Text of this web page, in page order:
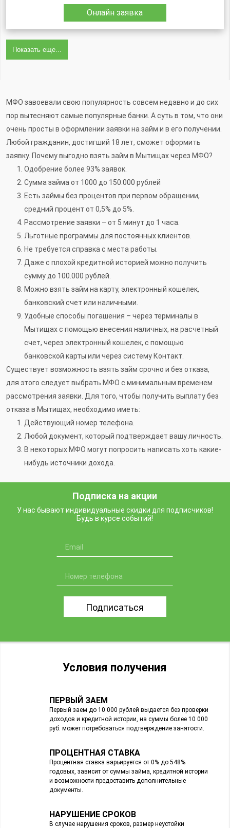
Онлайн заявка
Показать еще...
МФО завоевали свою популярность совсем недавно и до сих
пор вытесняют самые популярные банки. А суть в том, что они
очень просты в оформлении заявки на займ и в его получении.
Любой гражданин, достигший 18 лет, сможет оформить
заявку. Почему выгодно взять займ в Мытищах через МФО?
Одобрение более 93% заявок.
Сумма займа от 1000 до 150.000 рублей
Есть займы без процентов при первом обращении,
средний процент от 0,5% до 5%.
Рассмотрение заявки – от 5 минут до 1 часа.
Льготные программы для постоянных клиентов.
Не требуется справка с места работы.
Даже с плохой кредитной историей можно получить
сумму до 100.000 рублей.
Можно взять займ на карту, электронный кошелек,
банковский счет или наличными.
Удобные способы погашения – через терминалы в
Мытищах с помощью внесения наличных, на расчетный
счет, через электронный кошелек, с помощью
банковской карты или через систему Контакт.
Существует возможность взять займ срочно и без отказа,
для этого следует выбрать МФО с минимальным временем
рассмотрения заявки. Для того, чтобы получить выплату без
отказа в Мытищах, необходимо иметь:
Действующий номер телефона.
Любой документ, который подтверждает вашу личность.
В некоторых МФО могут попросить написать хоть какие-
нибудь источники дохода.
Подписка на акции
У нас бывают индивидуальные скидки для подписчиков!
Будь в курсе событий!
Подписаться
Условия получения
ПЕРВЫЙ ЗАЕМ
Первый заем до 10 000 рублей выдается без проверки
доходов и кредитной истории, на суммы более 10 000
руб. может потребоваться подтверждение занятости.
ПРОЦЕНТНАЯ СТАВКА
Процентная ставка варьируется от 0% до 548%
годовых, зависит от суммы займа, кредитной истории
и возможности предоставить дополнительные
документы.
НАРУШЕНИЕ СРОКОВ
В случае нарушения сроков, размер неустойки